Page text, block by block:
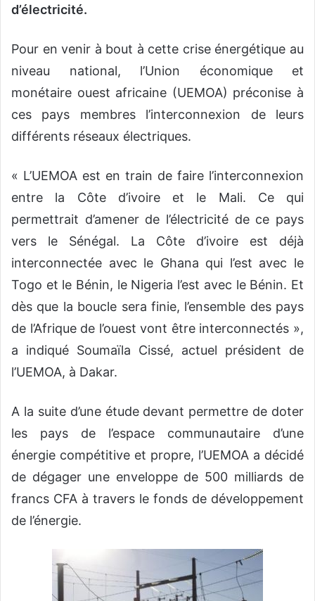
d’électricité.
Pour en venir à bout à cette crise énergétique au
niveau national, l’Union économique et
monétaire ouest africaine (UEMOA) préconise à
ces pays membres l’interconnexion de leurs
différents réseaux électriques.
« L’UEMOA est en train de faire l’interconnexion
entre la Côte d’ivoire et le Mali. Ce qui
permettrait d’amener de l’électricité de ce pays
vers le Sénégal. La Côte d’ivoire est déjà
interconnectée avec le Ghana qui l’est avec le
Togo et le Bénin, le Nigeria l’est avec le Bénin. Et
dès que la boucle sera finie, l’ensemble des pays
de l’Afrique de l’ouest vont être interconnectés »,
a indiqué Soumaïla Cissé, actuel président de
l’UEMOA, à Dakar.
A la suite d’une étude devant permettre de doter
les pays de l’espace communautaire d’une
énergie compétitive et propre, l’UEMOA a décidé
de dégager une enveloppe de 500 milliards de
francs CFA à travers le fonds de développement
de l’énergie.